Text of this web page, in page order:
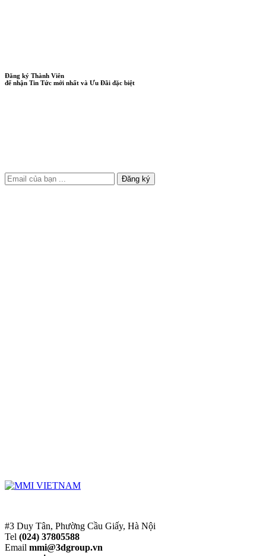
Đăng ký Thành Viên
để nhận Tin Tức mới nhất và Ưu Đãi đặc biệt
Đăng ký
#3 Duy Tân, Phường Cầu Giấy, Hà Nội
Tel (024) 37805588
Email mmi@3dgroup.vn